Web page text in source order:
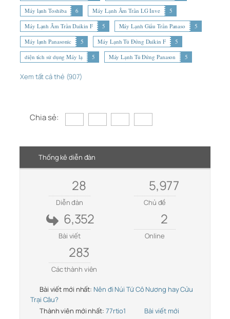
Máy lạnh Toshiba
6 Máy Lạnh Âm Trần LG Inve
5
Máy Lạnh Âm Trần Daikin F
5 Máy Lạnh Giấu Trần Panaso
5
Máy lạnh Panasonic
5 Máy Lạnh Tủ Đứng Daikin F
5
diện tích sử dụng Máy lạ
5 Máy Lạnh Tủ Đứng Panason 5
Xem tất cả thẻ (907)
Chia sẻ:
Thống kê diễn đàn
28
Diễn đàn
5,977
Chủ đề
6,352
Bài viết
2
Online
283
Các thành viên
Bài viết mới nhất: Nên đi Núi Tứ Cô Nương hay Cửu
Trại Câu?
Thành viên mới nhất: 77rtio1
Bài viết mới